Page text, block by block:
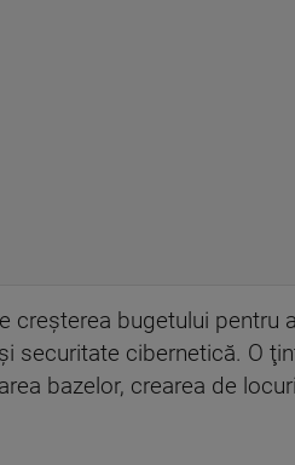
creşterea bugetului
securitate cibernetică. O
bazelor, crearea de